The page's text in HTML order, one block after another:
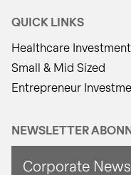
QUICK LINKS
Healthcare
Small & Mid Sized
Entrepreneur
NEWSLETTER
Corporate News